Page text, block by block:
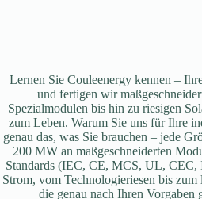
Lernen Sie Couleenergy kennen –
und fertigen wir
Spezialmodulen bis hin zu riesigen
zum Leben. Warum Sie uns für Ihre
genau das, was Sie brauchen – jede
200 MW an maßgeschneiderten
Standards (IEC, CE, MCS, UL, CEC,
Strom, vom Technologieriesen bis
die genau nach Ihren